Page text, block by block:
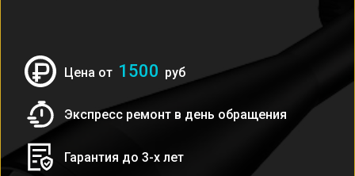
Цена от 1500 руб
Экспресс ремонт в день обращения
Гарантия до 3-х лет